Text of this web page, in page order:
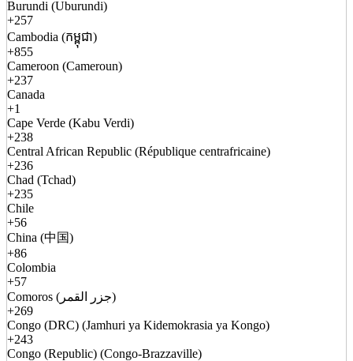
Burundi (Uburundi)
+257
Cambodia (កម្ពុជា)
+855
Cameroon (Cameroun)
+237
Canada
+1
Cape Verde (Kabu Verdi)
+238
Central African Republic (République centrafricaine)
+236
Chad (Tchad)
+235
Chile
+56
China (中国)
+86
Colombia
+57
Comoros (جزر القمر)
+269
Congo (DRC) (Jamhuri ya Kidemokrasia ya Kongo)
+243
Congo (Republic) (Congo-Brazzaville)